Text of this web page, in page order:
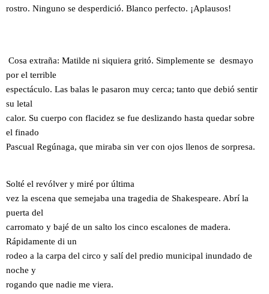
rostro. Ninguno se desperdició. Blanco perfecto. ¡Aplausos!
Cosa extraña: Matilde ni siquiera gritó. Simplemente se desmayo
por el terrible
espectáculo. Las balas le pasaron muy cerca; tanto que debió sentir
su letal
calor. Su cuerpo con flacidez se fue deslizando hasta quedar sobre
el finado
Pascual Regúnaga, que miraba sin ver con ojos llenos de sorpresa.
Solté el revólver y miré por última
vez la escena que semejaba una tragedia de Shakespeare. Abrí la
puerta del
carromato y bajé de un salto los cinco escalones de madera.
Rápidamente di un
rodeo a la carpa del circo y salí del predio municipal inundado de
noche y
rogando que nadie me viera.